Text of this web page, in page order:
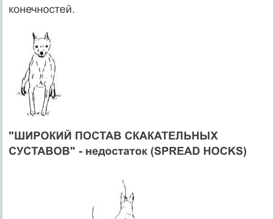
конечностей.
"ШИРОКИЙ ПОСТАВ СКАКАТЕЛЬНЫХ
СУСТАВОВ" - недостаток (SPREAD HOCKS)